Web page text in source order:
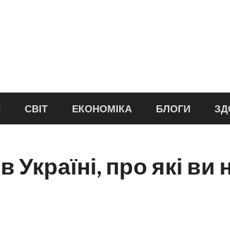
СВІТ ЕКОНОМІКА БЛОГИ
Україні, про які ви